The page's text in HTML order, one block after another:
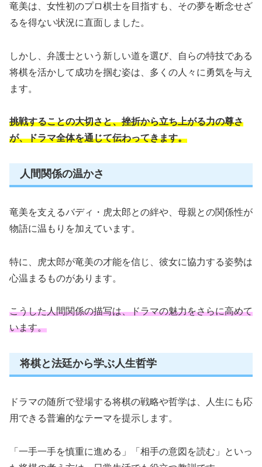
竜美は、女性初のプロ棋士を目指すも、その夢を断念せざ
るを得ない状況に直面しました。
しかし、弁護士という新しい道を選び、自らの特技である
将棋を活かして成功を掴む姿は、多くの人々に勇気を与え
ます。
挑戦することの大切さと、挫折から立ち上がる力の尊さ
が、ドラマ全体を通じて伝わってきます。
人間関係の温かさ
竜美を支えるバディ・虎太郎との絆や、母親との関係性が
物語に温もりを加えています。
特に、虎太郎が竜美の才能を信じ、彼女に協力する姿勢は
心温まるものがあります。
こうした人間関係の描写は、ドラマの魅力をさらに高めて
います。
将棋と法廷から学ぶ人生哲学
ドラマの随所で登場する将棋の戦略や哲学は、人生にも応
用できる普遍的なテーマを提示します。
「一手一手を慎重に進める」「相手の意図を読む」といっ